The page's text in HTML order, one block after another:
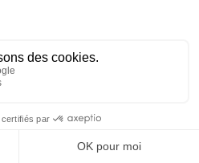
sur votre portable